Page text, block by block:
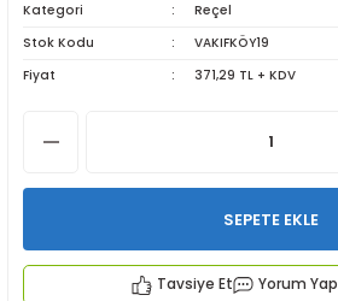
Kategori
Reçel
Stok Kodu
VAKIFKÖY19
Fiyat
371,29 TL + KDV
SEPETE EKLE
Tavsiye Et Yorum Yap